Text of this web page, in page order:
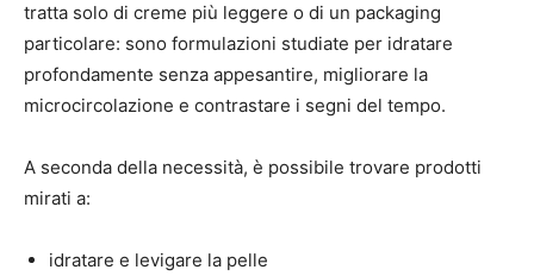
tratta solo di creme più leggere o di un packaging
particolare: sono formulazioni studiate per idratare
profondamente senza appesantire, migliorare la
microcircolazione e contrastare i segni del tempo.
A seconda della necessità, è possibile trovare prodotti
mirati a:
idratare e levigare la pelle